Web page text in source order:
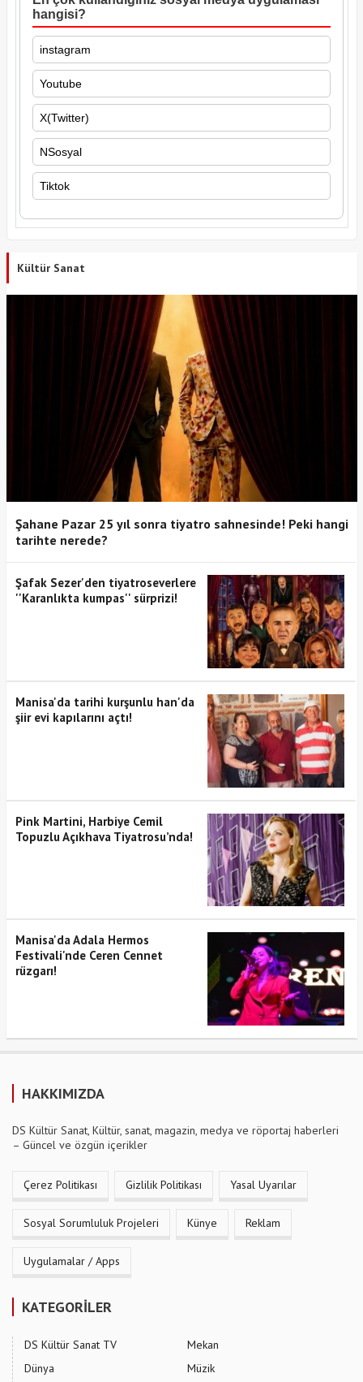
hangisi?
instagram
Youtube
X(Twitter)
NSosyal
Tiktok
Kültür Sanat
Şahane Pazar 25 yıl sonra tiyatro sahnesinde! Peki hangi
tarihte nerede?
Şafak Sezer'den tiyatroseverlere
''Karanlıkta kumpas'' sürprizi!
Manisa'da tarihi kurşunlu han'da
şiir evi kapılarını açtı!
Pink Martini, Harbiye Cemil
Topuzlu Açıkhava Tiyatrosu’nda!
Manisa'da Adala Hermos
Festivali'nde Ceren Cennet
rüzgarı!
HAKKIMIZDA
DS Kültür Sanat, Kültür, sanat, magazin, medya ve röportaj haberleri
– Güncel ve özgün içerikler
Çerez Politikası Gizlilik Politikası Yasal Uyarılar
Sosyal Sorumluluk Projeleri Künye Reklam
Uygulamalar / Apps
KATEGORİLER
DS Kültür Sanat TV
Dünya
Mekan
Müzik